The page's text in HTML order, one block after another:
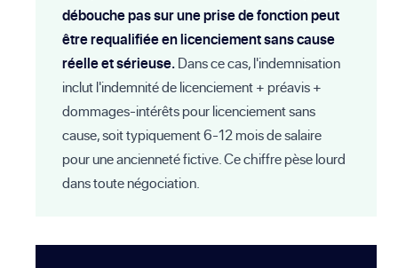
débouche pas sur une prise de fonction peut
être requalifiée en licenciement sans cause
réelle et sérieuse.Dans ce cas, l'indemnisation
inclut l'indemnité de licenciement + préavis +
dommages-intérêts pour licenciement sans
cause, soit typiquement 6-12 mois de salaire
pour une ancienneté fictive. Ce chiffre pèse lourd
dans toute négociation.